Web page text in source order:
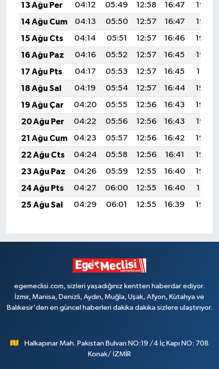
13 Ağu Per
04:12 05:49 12:58 16:47
19:56
14 Ağu Cum
04:13 05:50 12:57 16:47
19:55
15 Ağu Cts
04:14 05:51 12:57 16:46
19:54
16 Ağu Paz
04:16 05:52 12:57 16:45
19:52
17 Ağu Pts
04:17 05:53 12:57 16:45
19:51
18 Ağu Sal
04:19 05:54 12:57 16:44
19:49
19 Ağu Çar
04:20 05:55 12:56 16:43
19:48
20 Ağu Per
04:22 05:56 12:56 16:43
19:47
21 Ağu Cum
04:23 05:57 12:56 16:42
19:45
22 Ağu Cts
04:24 05:58 12:56 16:41
19:44
23 Ağu Paz
04:26 05:59 12:55 16:40
19:42
24 Ağu Pts
04:27 06:00 12:55 16:40
19:41
25 Ağu Sal
04:29 06:01 12:55 16:39 19:39
egemeclisi.com, sizleri yaşadığınız kentten haberdar ediyor.
İzmir, Manisa, Denizli, Aydın, Muğla, Uşak, Afyon, Kütahya ve
Balıkesir'den en güncel haberleri dakika dakika sizlere ulaştırıyor.
Halkapınar Mah. Pakistan Bulvarı NO:19 /4 İç Kapı NO: 708
Konak/ İZMİR